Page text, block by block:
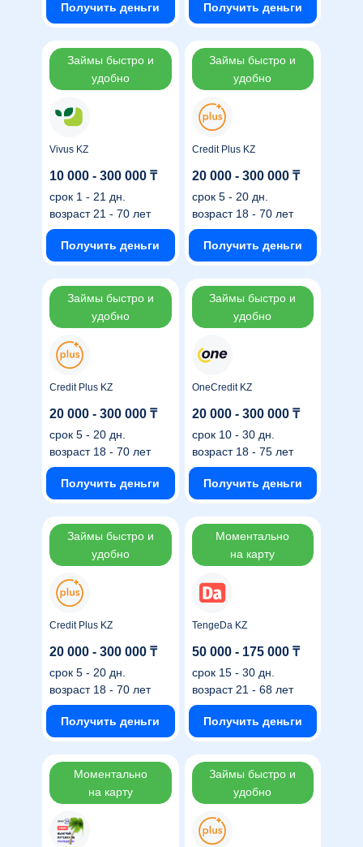
Получить деньги Получить деньги
Займы быстро и
удобно
Vivus KZ
10 000 - 300 000 ₸
срок 1 - 21 дн.
возраст 21 - 70 лет
Получить деньги
Займы быстро и
удобно
Credit Plus KZ
20 000 - 300 000 ₸
срок 5 - 20 дн.
возраст 18 - 70 лет
Получить деньги
Займы быстро и
удобно
Credit Plus KZ
20 000 - 300 000 ₸
срок 5 - 20 дн.
возраст 18 - 70 лет
Получить деньги
Займы быстро и
удобно
OneCredit KZ
20 000 - 300 000 ₸
срок 10 - 30 дн.
возраст 18 - 75 лет
Получить деньги
Займы быстро и
удобно
Credit Plus KZ
20 000 - 300 000 ₸
срок 5 - 20 дн.
возраст 18 - 70 лет
Получить деньги
Моментально
на карту
TengeDa KZ
50 000 - 175 000 ₸
срок 15 - 30 дн.
возраст 21 - 68 лет
Получить деньги
Моментально
на карту
Займы быстро и
удобно